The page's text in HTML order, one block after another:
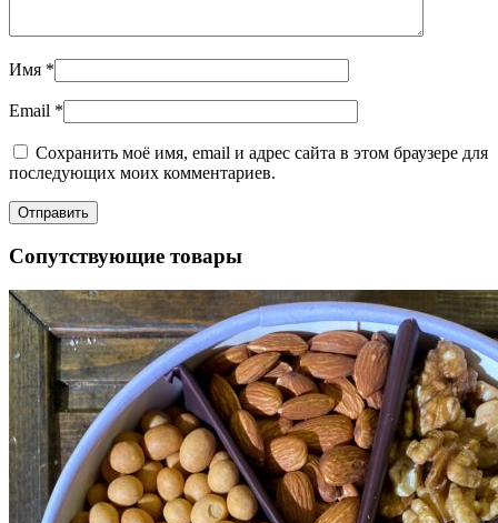
Имя *
Email *
Сохранить моё имя, email и адрес сайта в этом браузере для
последующих моих комментариев.
Сопутствующие товары